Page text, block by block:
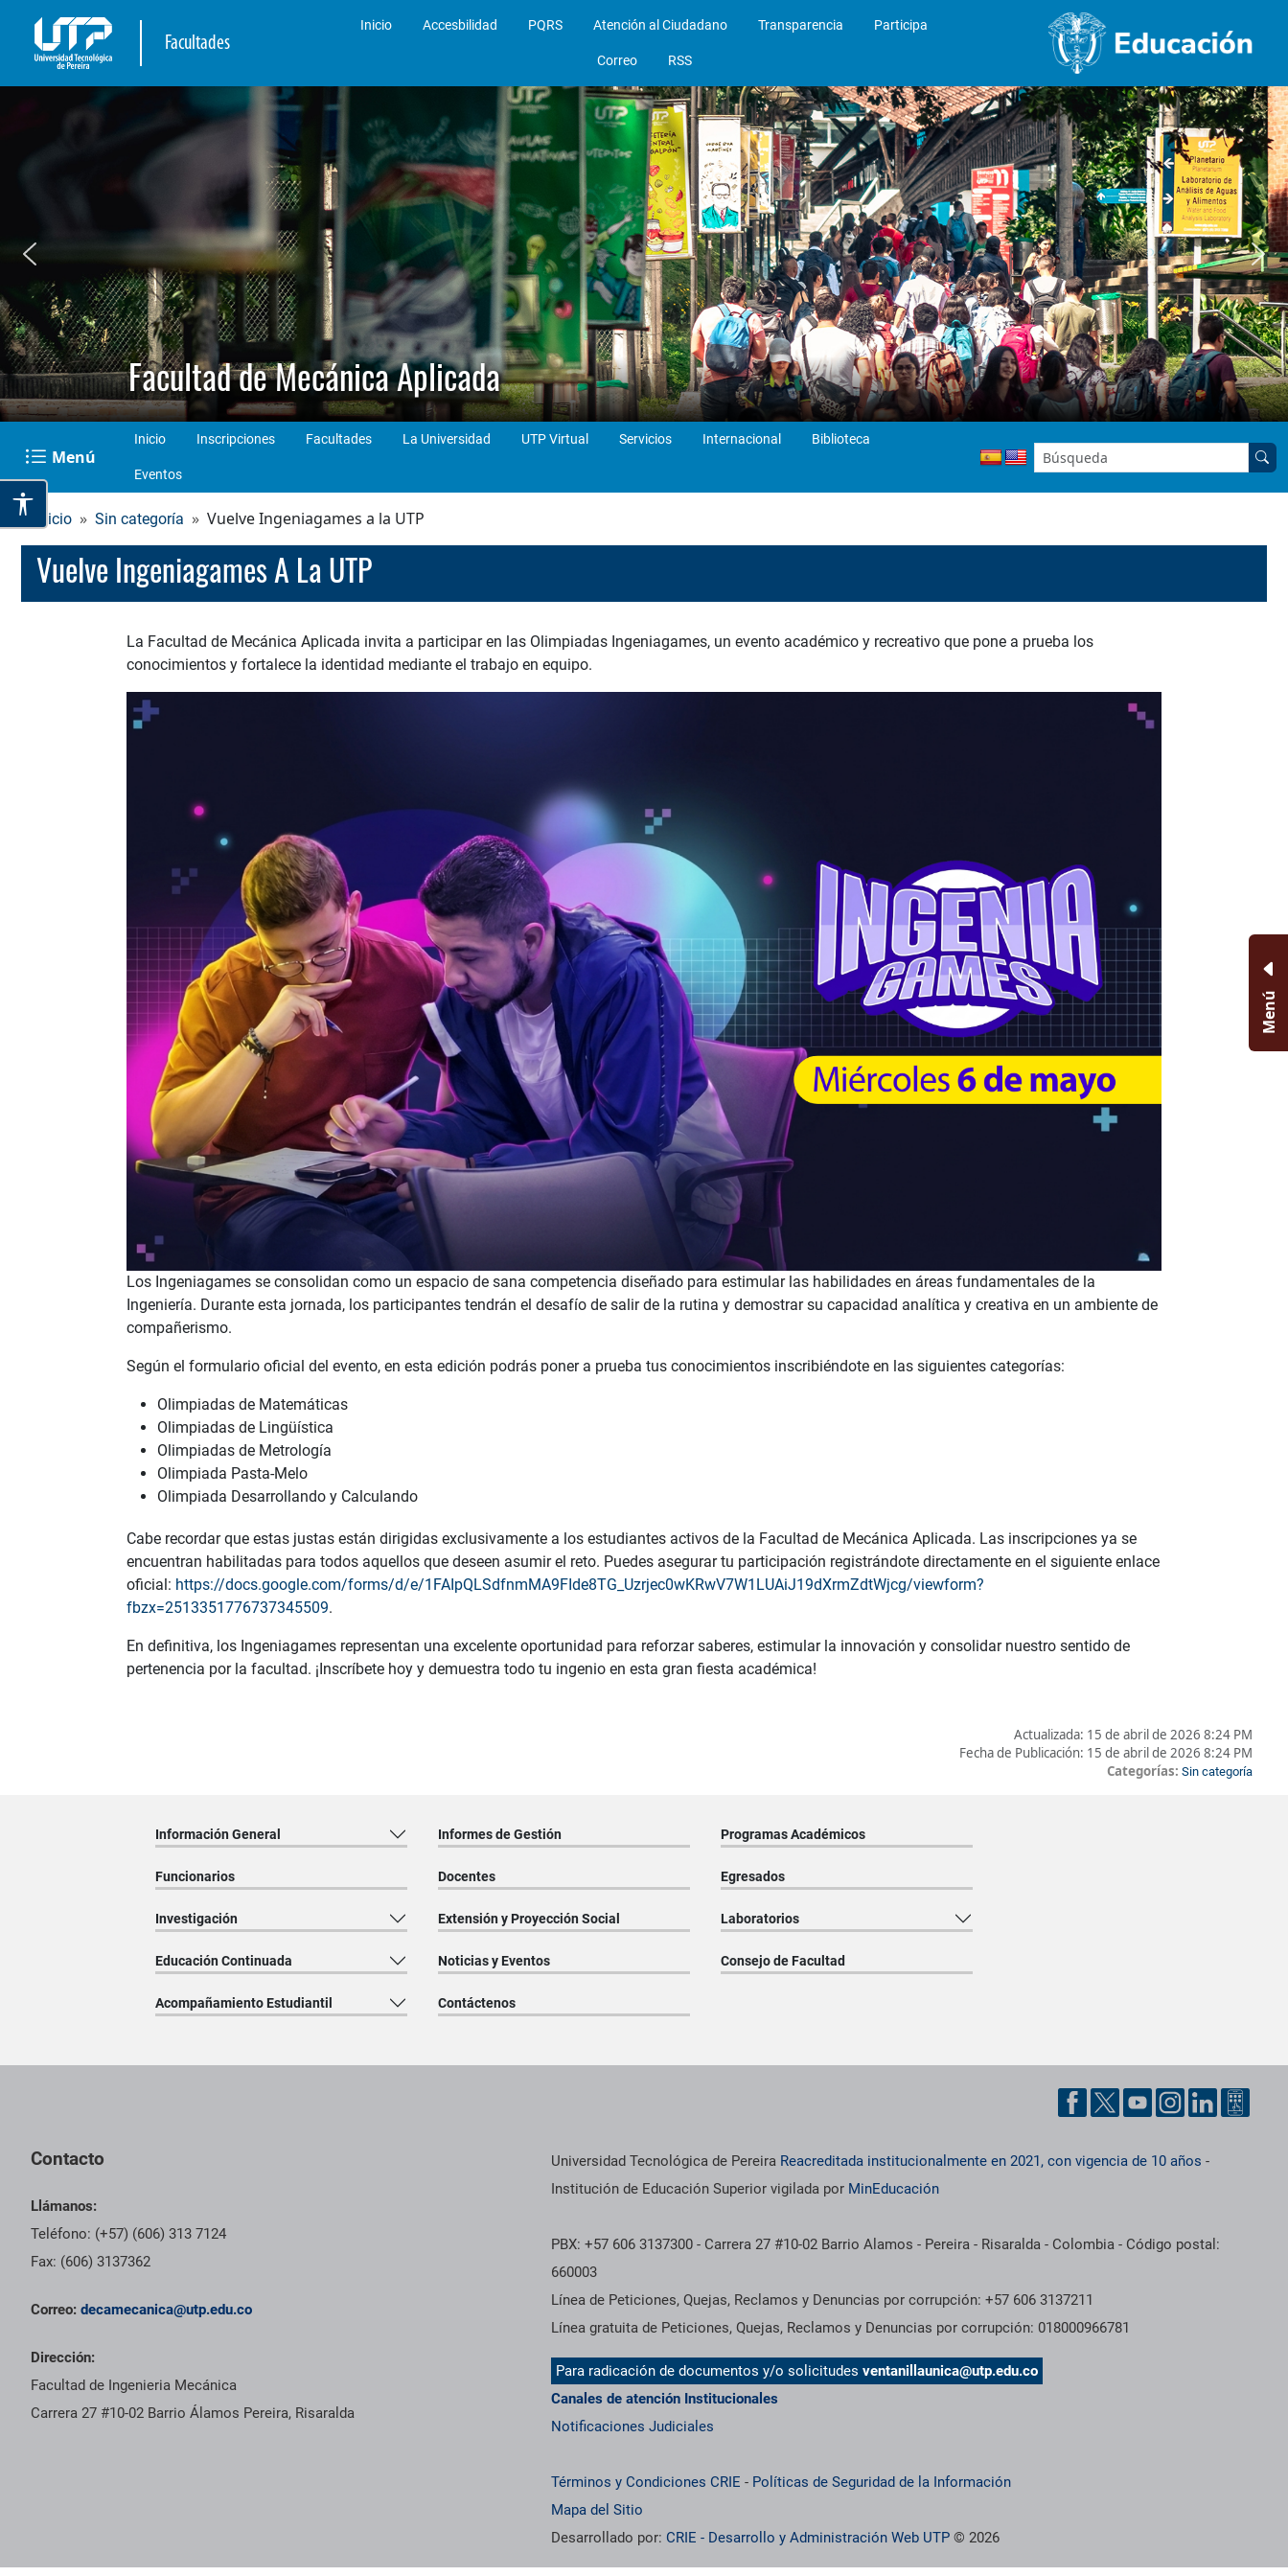
Facultades
Inicio Accesbilidad PQRS Atención al Ciudadano Transparencia Participa
Correo RSS
Facultad de Mecánica Aplicada
Menú
Inicio Inscripciones Facultades La Universidad UTP Virtual Servicios Internacional Biblioteca
Eventos
Buscar en el sitio:
Inicio Sin categoría Vuelve Ingeniagames a la UTP
Vuelve Ingeniagames A La UTP
La Facultad de Mecánica Aplicada invita a participar en las Olimpiadas Ingeniagames, un evento académico y recreativo que pone a prueba los
conocimientos y fortalece la identidad mediante el trabajo en equipo.
Los Ingeniagames se consolidan como un espacio de sana competencia diseñado para estimular las habilidades en áreas fundamentales de la
Ingeniería. Durante esta jornada, los participantes tendrán el desafío de salir de la rutina y demostrar su capacidad analítica y creativa en un ambiente de
compañerismo.
Según el formulario oficial del evento, en esta edición podrás poner a prueba tus conocimientos inscribiéndote en las siguientes categorías:
Olimpiadas de Matemáticas
Olimpiadas de Lingüística
Olimpiadas de Metrología
Olimpiada Pasta-Melo
Olimpiada Desarrollando y Calculando
Cabe recordar que estas justas están dirigidas exclusivamente a los estudiantes activos de la Facultad de Mecánica Aplicada. Las inscripciones ya se
encuentran habilitadas para todos aquellos que deseen asumir el reto. Puedes asegurar tu participación registrándote directamente en el siguiente enlace
oficial: https://docs.google.com/forms/d/e/1FAIpQLSdfnmMA9FIde8TG_Uzrjec0wKRwV7W1LUAiJ19dXrmZdtWjcg/viewform?
fbzx=2513351776737345509.
En definitiva, los Ingeniagames representan una excelente oportunidad para reforzar saberes, estimular la innovación y consolidar nuestro sentido de
pertenencia por la facultad. ¡Inscríbete hoy y demuestra todo tu ingenio en esta gran fiesta académica!
Actualizada: 15 de abril de 2026 8:24 PM
Fecha de Publicación: 15 de abril de 2026 8:24 PM
Categorías: Sin categoría
Menú
Información General Informes de Gestión Programas Académicos
Funcionarios Docentes Egresados
Investigación Extensión y Proyección Social Laboratorios
Educación Continuada Noticias y Eventos Consejo de Facultad
Acompañamiento Estudiantil Contáctenos
Contacto
Llámanos:
Teléfono: (+57) (606) 313 7124
Fax: (606) 3137362
Correo: decamecanica@utp.edu.co
Dirección:
Facultad de Ingenieria Mecánica
Carrera 27 #10-02 Barrio Álamos Pereira, Risaralda
Información institucional
Universidad Tecnológica de Pereira Reacreditada institucionalmente en 2021, con vigencia de 10 años -
Institución de Educación Superior vigilada por MinEducación
PBX: +57 606 3137300 - Carrera 27 #10-02 Barrio Alamos - Pereira - Risaralda - Colombia - Código postal:
660003
Línea de Peticiones, Quejas, Reclamos y Denuncias por corrupción: +57 606 3137211
Línea gratuita de Peticiones, Quejas, Reclamos y Denuncias por corrupción: 018000966781
Para radicación de documentos y/o solicitudesventanillaunica@utp.edu.co
Canales de atención Institucionales
Notificaciones Judiciales
Términos y Condiciones CRIE - Políticas de Seguridad de la Información
Mapa del Sitio
Desarrollado por:CRIE - Desarrollo y Administración Web UTP © 2026